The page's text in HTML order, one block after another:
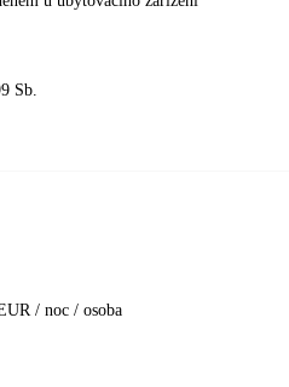
Sb.
/ noc / osoba